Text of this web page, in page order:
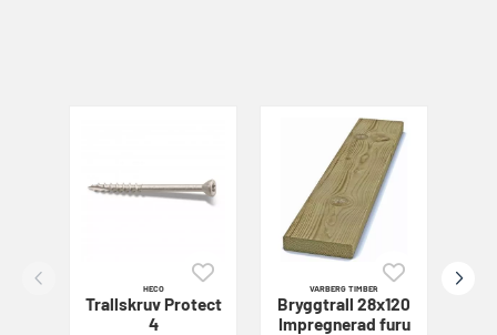
HECO
TrallskruvProtect
4
VARBERG TIMBER
Bryggtrall 28x120
Impregnerad furu